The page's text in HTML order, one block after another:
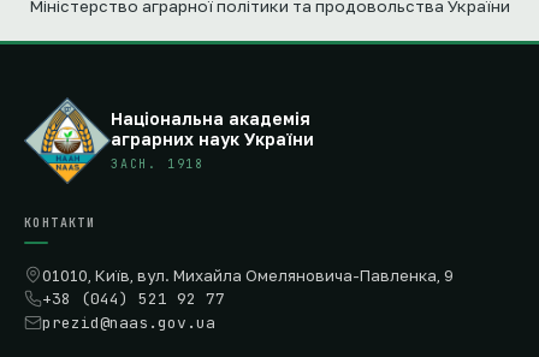
Міністерство аграрної політики та продовольства України
Національна академія
аграрних наук України
ЗАСН. 1918
КОНТАКТИ
01010, Київ, вул. Михайла Омеляновича-Павленка, 9
+38 (044) 521 92 77
prezid@naas.gov.ua